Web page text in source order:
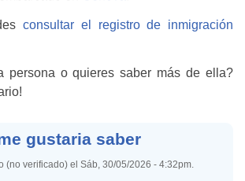
consultar el registro de inmigración
persona o quieres saber más de ella?
gustaria saber
(no verificado) el Sáb, 30/05/2026 - 4:32pm.